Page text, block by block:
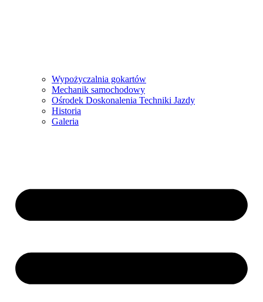
Wypożyczalnia gokartów
Mechanik samochodowy
Ośrodek Doskonalenia Techniki Jazdy
Historia
Galeria